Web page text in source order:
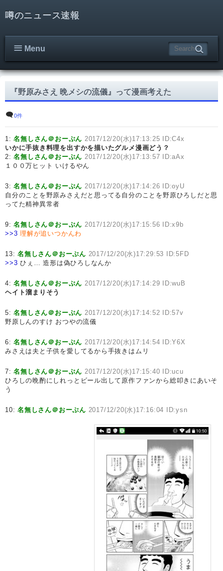
噂のニュース速報
Menu
『野原みさえ 晩メシの流儀』って漫画考えた
0件
1:名無しさん＠おーぷん 2017/12/20(水)17:13:25 ID:C4x
いかに手抜き料理を出すかを描いたグルメ漫画どう？
2:名無しさん＠おーぷん 2017/12/20(水)17:13:57 ID:aAx
１００万ヒット いけるやん
3:名無しさん＠おーぷん 2017/12/20(水)17:14:26 ID:oyU
自分のことを野原みさえだと思ってる自分のことを野原ひろしだと思
ってた精神異常者
9:名無しさん＠おーぷん 2017/12/20(水)17:15:56 ID:x9b
>>3 理解が追いつかんわ
13:名無しさん＠おーぷん 2017/12/20(水)17:29:53 ID:5FD
>>3 ひぇ… 造形は偽ひろしなんか
4:名無しさん＠おーぷん 2017/12/20(水)17:14:29 ID:wuB
ヘイト溜まりそう
5:名無しさん＠おーぷん 2017/12/20(水)17:14:52 ID:57v
野原しんのすけ おつやの流儀
6:名無しさん＠おーぷん 2017/12/20(水)17:14:54 ID:Y6X
みさえは夫と子供を愛してるから手抜きはムリ
7:名無しさん＠おーぷん 2017/12/20(水)17:15:40 ID:ucu
ひろしの晩酌にしれっとビール出して原作ファンから総叩きにあいそ
う
10:名無しさん＠おーぷん 2017/12/20(水)17:16:04 ID:ysn